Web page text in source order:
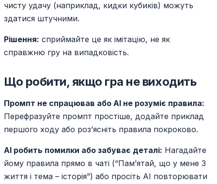
чисту удачу (наприклад, кидки кубиків) можуть
здатися штучними.
Рішення: сприймайте це як імітацію, не як
справжню гру на випадковість.
Що робити, якщо гра не виходить
Промпт не спрацював або AI не розуміє правила:
Перефразуйте промпт простіше, додайте приклад
першого ходу або роз’ясніть правила покроково.
AI робить помилки або забуває деталі: Нагадайте
йому правила прямо в чаті (“Пам’ятай, що у мене 3
життя і тема – історія”) або просіть AI повторювати